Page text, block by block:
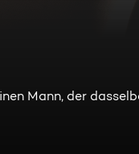
Mann, der